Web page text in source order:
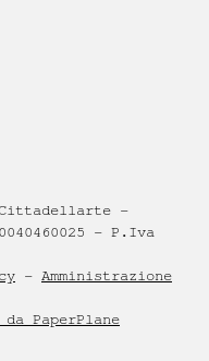
Cittadellarte –
– P.Iva
– Amministrazione
PaperPlane